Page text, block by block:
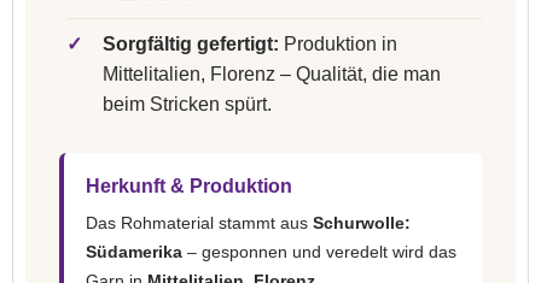
✓ Sorgfältig gefertigt: Produktion in
Mittelitalien, Florenz – Qualität, die man
beim Stricken spürt.
Herkunft & Produktion
Das Rohmaterial stammt aus Schurwolle:
Südamerika – gesponnen und veredelt wird das